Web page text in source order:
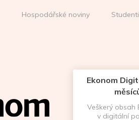
Hospodářské noviny
Ekonom
Veškerý obsah
v digitální